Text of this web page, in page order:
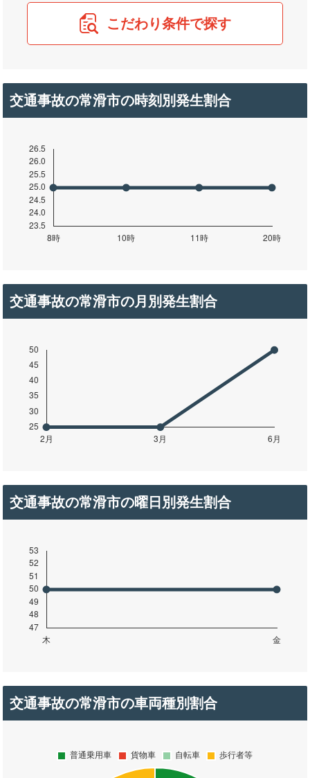
こだわり条件で探す
交通事故の常滑市の時刻別発生割合
交通事故の常滑市の月別発生割合
交通事故の常滑市の曜日別発生割合
交通事故の常滑市の車両種別割合